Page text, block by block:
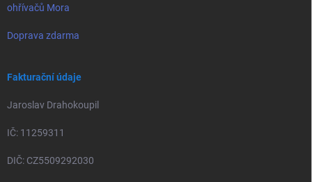
ohřívačů Mora
Doprava zdarma
Fakturační údaje
Jaroslav Drahokoupil
IČ: 11259311
DIČ: CZ5509292030